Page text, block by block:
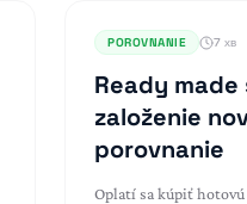
POROVNANIE 7 хв
Ready made
založenie
porovnanie
Oplatí sa kúpiť